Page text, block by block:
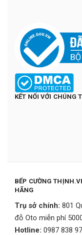
KẾT NỐI VỚI CHÚNG
BẾP CƯỜNG
HÃNG
Trụ sở chính: 801
đỗ Oto miễn phí
Hotline: 0987 838